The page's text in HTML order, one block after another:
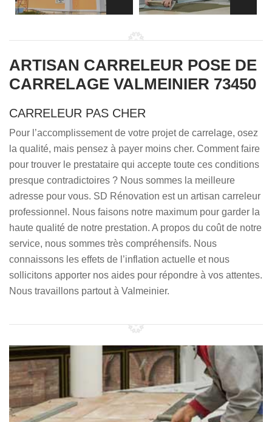
ARTISAN CARRELEUR POSE DE
CARRELAGE VALMEINIER 73450
CARRELEUR PAS CHER
Pour l’accomplissement de votre projet de carrelage, osez
la qualité, mais pensez à payer moins cher. Comment faire
pour trouver le prestataire qui accepte toute ces conditions
presque contradictoires ? Nous sommes la meilleure
adresse pour vous. SD Rénovation est un artisan carreleur
professionnel. Nous faisons notre maximum pour garder la
haute qualité de notre prestation. A propos du coût de notre
service, nous sommes très compréhensifs. Nous
connaissons les effets de l’inflation actuelle et nous
sollicitons apporter nos aides pour répondre à vos attentes.
Nous travaillons partout à Valmeinier.